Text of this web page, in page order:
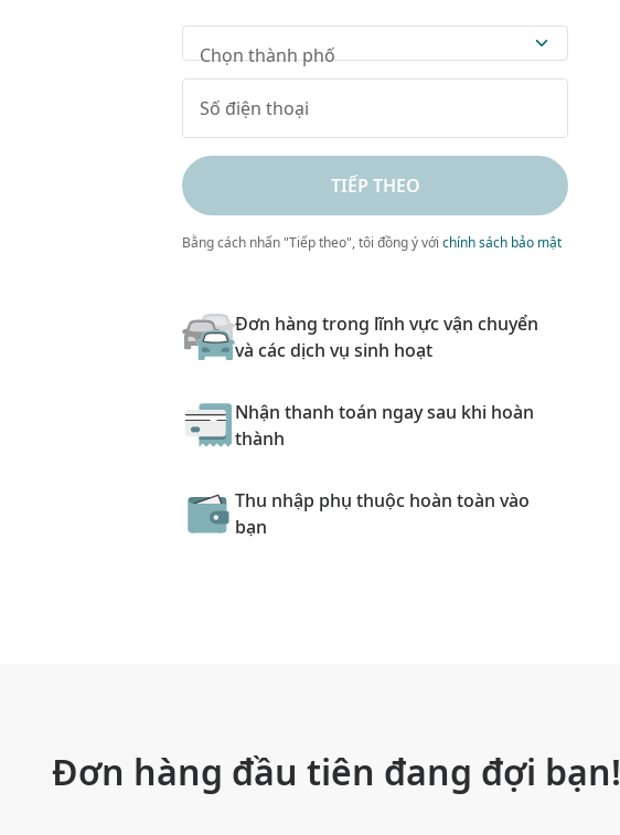
Chọn thành phố
TIẾP THEO
Bằng cách nhấn "Tiếp theo", tôi đồng ý với chính sách bảo mật
Đơn hàng trong lĩnh vực vận chuyển
và các dịch vụ sinh hoạt
Nhận thanh toán ngay sau khi hoàn
thành
Thu nhập phụ thuộc hoàn toàn vào
bạn
Đơn hàng đầu tiên đang đợi bạn!